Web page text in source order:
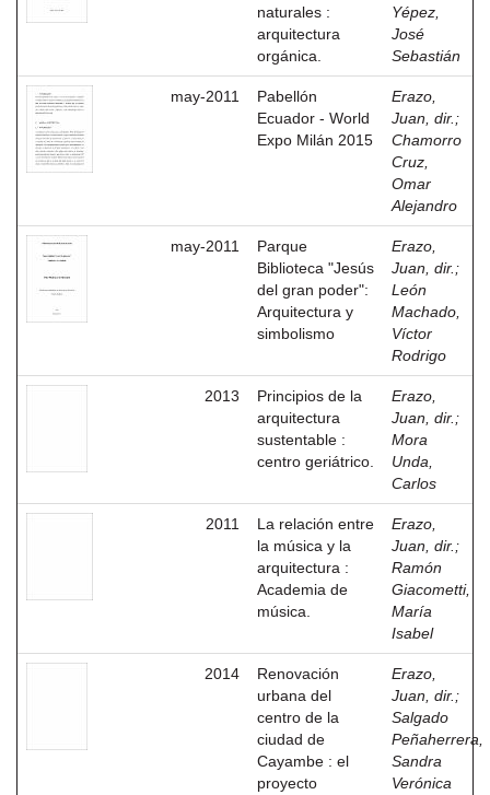
naturales :
arquitectura
orgánica.
Yépez,
José
Sebastián
may-2011
Pabellón
Ecuador - World
Expo Milán 2015
Erazo,
Juan, dir. ;
Chamorro
Cruz,
Omar
Alejandro
may-2011
Parque
Biblioteca "Jesús
del gran poder":
Arquitectura y
simbolismo
Erazo,
Juan, dir. ;
León
Machado,
Víctor
Rodrigo
2013
Principios de la
arquitectura
sustentable :
centro geriátrico.
Erazo,
Juan, dir. ;
Mora
Unda,
Carlos
2011
La relación entre
la música y la
arquitectura :
Academia de
música.
Erazo,
Juan, dir. ;
Ramón
Giacometti,
María
Isabel
2014
Renovación
urbana del
centro de la
ciudad de
Cayambe : el
proyecto
Erazo,
Juan, dir. ;
Salgado
Peñaherrera,
Sandra
Verónica